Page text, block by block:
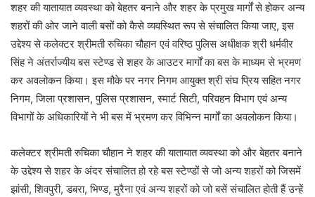
शहर की यातायात व्यवस्था को बेहतर बनाने और शहर के प्रमुख मार्गों से होकर अन्य
शहरों की ओर जाने वाली बसों को कैसे व्यवस्थित रूप से संचालित किया जाए, इस
उद्देश्य से कलेक्टर श्रीमती रुचिका चौहान एवं वरिष्ठ पुलिस अधीक्षक श्री धर्मवीर
सिंह ने अंतर्राज्यीय बस स्टेण्ड से शहर के आउटर मार्गों का बस के माध्यम से भ्रमण
कर अवलोकन किया। इस मौके पर नगर निगम आयुक्त श्री संघ प्रिय सहित नगर
निगम, जिला प्रशासन, पुलिस प्रशासन, स्मार्ट सिटी, परिवहन विभाग एवं अन्य
विभागों के अधिकारियों ने भी बस में भ्रमण कर विभिन्न मार्गों का अवलोकन किया।
कलेक्टर श्रीमती रुचिका चौहान ने शहर की यातायात व्यवस्था को और बेहतर बनाने
के उद्देश्य से शहर के अंदर संचालित हो रहे बस स्टेण्डों से जो अन्य शहरों को जिसमें
झांसी, शिवपुरी, डबरा, भिण्ड, मुरैना एवं अन्य शहरों को जो बसें संचालित होती हैं उन्हें